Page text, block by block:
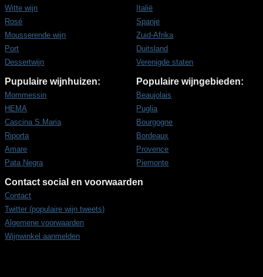
Witte wijn
Rosé
Mousserende wijn
Port
Dessertwijn
Italië
Spanje
Zuid-Afrika
Duitsland
Verenigde staten
Pupulaire wijnhuizen:
Mommessin
HEMA
Cascina S.Maria
Riporta
Amare
Pata Negra
Populaire wijngebieden:
Beaujolais
Puglia
Bourgogne
Bordeaux
Provence
Piemonte
Contact social en voorwaarden
Contact
Twitter (populaire wijn tweets)
Algemene voorwaarden
Wijnwinkel aanmelden